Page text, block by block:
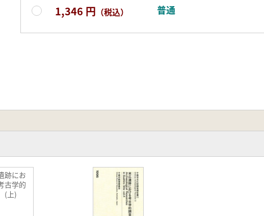
1,346 円 （税込） 普通
跡にお
古学的
(上)